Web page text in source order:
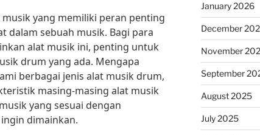
yang memiliki peran penting
dalam sebuah musik. Bagi para
alat musik ini, penting untuk
drum yang ada. Mengapa
berbagai jenis alat musik drum,
masing-masing alat musik
yang sesuai dengan
dimainkan.
January 2026
December
November
September
August 2025
July 2025